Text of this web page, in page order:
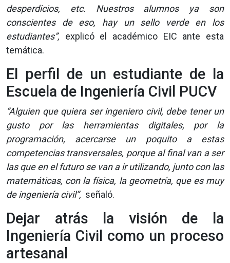
desperdicios, etc. Nuestros alumnos ya son
conscientes de eso, hay un sello verde en los
estudiantes”, explicó el académico EIC ante esta
temática.
El perfil de un estudiante de la
Escuela de Ingeniería Civil PUCV
“Alguien que quiera ser ingeniero civil, debe tener un
gusto por las herramientas digitales, por la
programación, acercarse un poquito a estas
competencias transversales, porque al final van a ser
las que en el futuro se van a ir utilizando, junto con las
matemáticas, con la física, la geometría, que es muy
de ingeniería civil”, señaló.
Dejar atrás la visión de la
Ingeniería Civil como un proceso
artesanal